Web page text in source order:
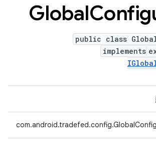
Global
public class
implements